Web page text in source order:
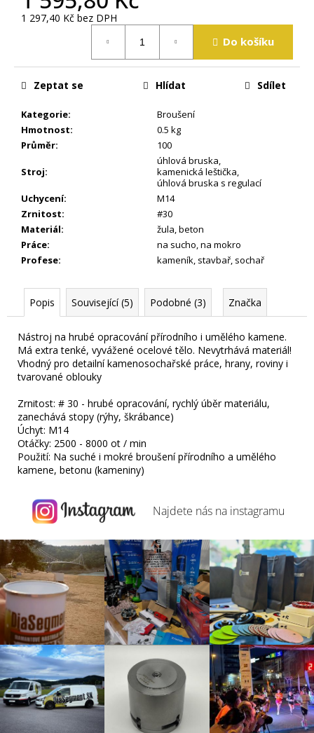
1 297,40 Kč bez DPH
Do košíku
Kategorie:
Broušení
Hmotnost:
0.5 kg
Průměr: 100
Stroj:
úhlová bruska
kamenická leštička
úhlová bruska s regulací
Uchycení:
M14
Zrnitost:
#30
Materiál: žula beton
Práce: na sucho na mokro
Profese: kameník stavbař sochař
Zeptat se Hlídat Sdílet
Popis Související (5) Podobné (3) Značka
Nástroj na hrubé opracování přírodního i umělého kamene.
Má extra tenké, vyvážené ocelové tělo. Nevytrhává materiál!
Vhodný pro detailní kamenosochařské práce, hrany, roviny i
tvarované oblouky
Zrnitost: # 30 - hrubé opracování, rychlý úběr materiálu,
zanechává stopy (rýhy, škrábance)
Úchyt: M14
Otáčky: 2500 - 8000 ot / min
Použití: Na suché i mokré broušení přírodního a umělého
kamene, betonu (kameniny)
e
Najdete nás na instagramu